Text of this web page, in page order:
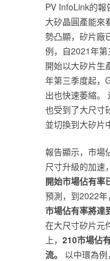
‎PV InfoLink的報
大矽晶圓產能來
勢凸顯，矽片廠
例，自2021年
開始以大矽片生
年第三季度起，
出也快速萎縮。
也受到了大尺寸
並切換到大矽片
報告顯示，市場
尺寸升級的加速，‎
開始市場佔有率
預測，到2022
市場佔有率將達
在大尺寸矽片元
上，‎ ‎210市場佔
流。 ‎ 以中環為